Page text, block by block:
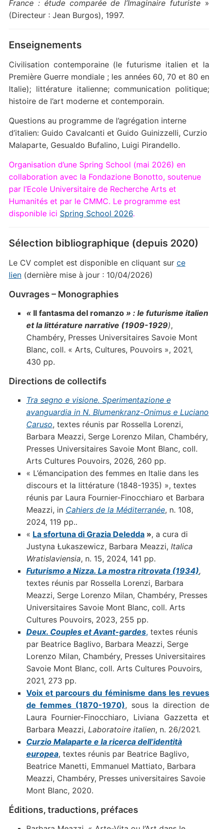
France : étude comparée de l’Imaginaire futuriste »
(Directeur : Jean Burgos), 1997.
Enseignements
Civilisation contemporaine (le futurisme italien et la
Première Guerre mondiale ; les années 60, 70 et 80 en
Italie); littérature italienne; communication politique;
histoire de l’art moderne et contemporain.
Questions au programme de l’agrégation interne
d’italien: Guido Cavalcanti et Guido Guinizzelli, Curzio
Malaparte, Gesualdo Bufalino, Luigi Pirandello.
Organisation d’une Spring School (mai 2026) en
collaboration avec la Fondazione Bonotto, soutenue
par l’Ecole Universitaire de Recherche Arts et
Humanités et par le CMMC. Le programme est
disponible ici Spring School 2026.
Sélection bibliographique (depuis 2020)
Le CV complet est disponible en cliquant sur ce
lien(dernière mise à jour : 10/04/2026)
Ouvrages – Monographies
« Il fantasma del romanzo» : le futurisme italien
et la littérature narrative (1909-1929),
Chambéry, Presses Universitaires Savoie Mont
Blanc, coll. « Arts, Cultures, Pouvoirs », 2021,
430 pp.
Directions de collectifs
Tra segno e visione. Sperimentazione e
avanguardia in N. Blumenkranz-Onimus e Luciano
Caruso, textes réunis par Rossella Lorenzi,
Barbara Meazzi, Serge Lorenzo Milan, Chambéry,
Presses Universitaires Savoie Mont Blanc, coll.
Arts Cultures Pouvoirs, 2026, 260 pp.
« L’émancipation des femmes en Italie dans les
discours et la littérature (1848-1935) », textes
réunis par Laura Fournier-Finocchiaro et Barbara
Meazzi, in Cahiers de la Méditerranée, n. 108,
2024, 119 pp..
« La sfortuna di Grazia Deledda», a cura di
Justyna Łukaszewicz, Barbara Meazzi, Italica
Wratislaviensia, n. 15, 2024, 141 pp.
Futurismo a Nizza. La mostra ritrovata (1934),
textes réunis par Rossella Lorenzi, Barbara
Meazzi, Serge Lorenzo Milan, Chambéry, Presses
Universitaires Savoie Mont Blanc, coll. Arts
Cultures Pouvoirs, 2023, 255 pp.
Deux. Couples et Avant-gardes,textes réunis
par Beatrice Baglivo, Barbara Meazzi, Serge
Lorenzo Milan, Chambéry, Presses Universitaires
Savoie Mont Blanc, coll. Arts Cultures Pouvoirs,
2021, 273 pp.
Voix et parcours du féminisme dans les revues
de femmes (1870-1970), sous la direction de
Laura Fournier-Finocchiaro, Liviana Gazzetta et
Barbara Meazzi, Laboratoire italien, n. 26/2021.
Curzio Malaparte e la ricerca dell’identità
europea, textes réunis par Beatrice Baglivo,
Beatrice Manetti, Emmanuel Mattiato, Barbara
Meazzi, Chambéry, Presses universitaires Savoie
Mont Blanc, 2020.
Éditions, traductions, préfaces